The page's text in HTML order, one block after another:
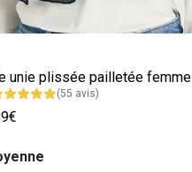
unie plissée pailletée femme
(55 avis)